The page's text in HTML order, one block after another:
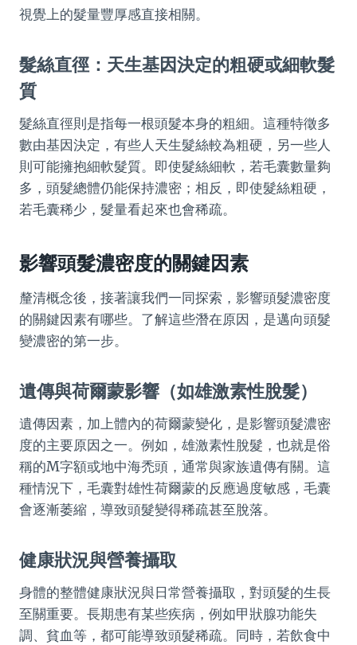
視覺上的髮量豐厚感直接相關。
髮絲直徑：天生基因決定的粗硬或細軟髮
質
髮絲直徑則是指每一根頭髮本身的粗細。這種特徵多
數由基因決定，有些人天生髮絲較為粗硬，另一些人
則可能擁抱細軟髮質。即使髮絲細軟，若毛囊數量夠
多，頭髮總體仍能保持濃密；相反，即使髮絲粗硬，
若毛囊稀少，髮量看起來也會稀疏。
影響頭髮濃密度的關鍵因素
釐清概念後，接著讓我們一同探索，影響頭髮濃密度
的關鍵因素有哪些。了解這些潛在原因，是邁向頭髮
變濃密的第一步。
遺傳與荷爾蒙影響（如雄激素性脫髮）
遺傳因素，加上體內的荷爾蒙變化，是影響頭髮濃密
度的主要原因之一。例如，雄激素性脫髮，也就是俗
稱的M字額或地中海禿頭，通常與家族遺傳有關。這
種情況下，毛囊對雄性荷爾蒙的反應過度敏感，毛囊
會逐漸萎縮，導致頭髮變得稀疏甚至脫落。
健康狀況與營養攝取
身體的整體健康狀況與日常營養攝取，對頭髮的生長
至關重要。長期患有某些疾病，例如甲狀腺功能失
調、貧血等，都可能導致頭髮稀疏。同時，若飲食中